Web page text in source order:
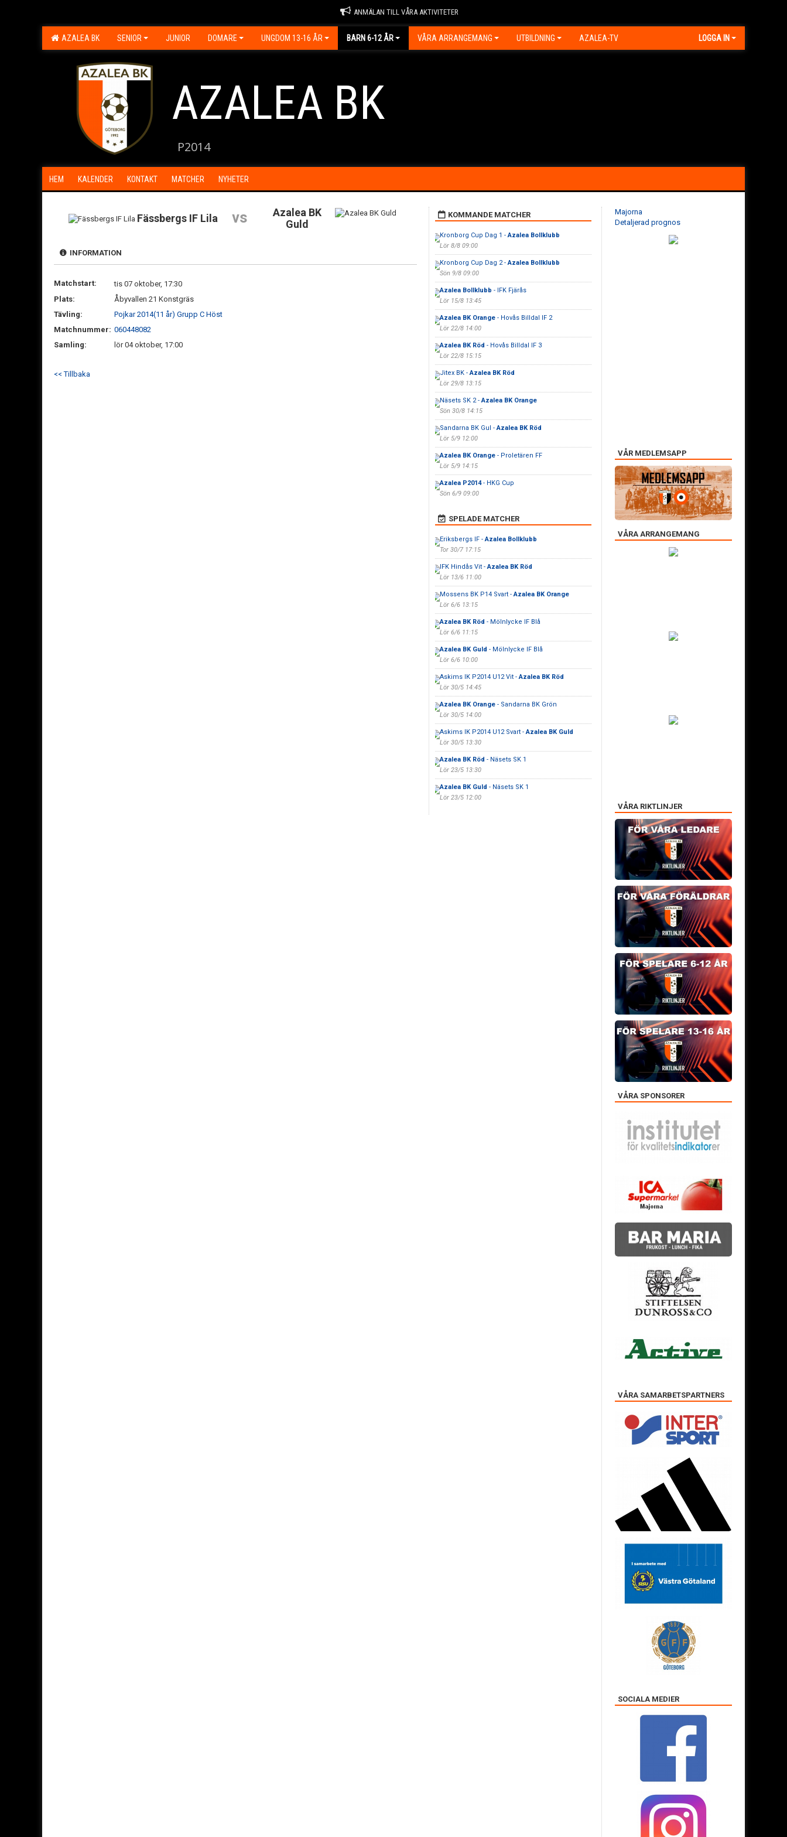
ANMÄLAN TILL VÅRA AKTIVITETER
AZALEA BK SENIOR JUNIOR DOMARE UNGDOM 13-16 ÅR BARN 6-12 ÅR VÅRA ARRANGEMANG UTBILDNING AZALEA-TV LOGGA IN
AZALEA BK
P2014
HEM KALENDER KONTAKT MATCHER NYHETER
Fässbergs IF Lila vs
Azalea BK
Guld
INFORMATION
Matchstart:
tis 07 oktober, 17:30
Plats:
Åbyvallen 21 Konstgräs
Tävling:
Pojkar 2014(11 år) Grupp C Höst
Matchnummer: 060448082
Samling:
lör 04 oktober, 17:00
<< Tillbaka
KOMMANDE MATCHER
Kronborg Cup Dag 1 -Azalea Bollklubb
Lör 8/8 09:00
Kronborg Cup Dag 2 -Azalea Bollklubb
Sön 9/8 09:00
Azalea Bollklubb - IFK Fjärås
Lör 15/8 13:45
Azalea BK Orange- Hovås Billdal IF 2
Lör 22/8 14:00
Azalea BK Röd - Hovås Billdal IF 3
Lör 22/8 15:15
Jitex BK -Azalea BK Röd
Lör 29/8 13:15
Näsets SK 2 -Azalea BK Orange
Sön 30/8 14:15
Sandarna BK Gul -Azalea BK Röd
Lör 5/9 12:00
Azalea BK Orange- Proletären FF
Lör 5/9 14:15
Azalea P2014- HKG Cup
Sön 6/9 09:00
SPELADE MATCHER
Eriksbergs IF -Azalea Bollklubb
Tor 30/7 17:15
IFK Hindås Vit -Azalea BK Röd
Lör 13/6 11:00
Mossens BK P14 Svart -Azalea BK Orange
Lör 6/6 13:15
Azalea BK Röd - Mölnlycke IF Blå
Lör 6/6 11:15
Azalea BK Guld - Mölnlycke IF Blå
Lör 6/6 10:00
Askims IK P2014 U12 Vit -Azalea BK Röd
Lör 30/5 14:45
Azalea BK Orange- Sandarna BK Grön
Lör 30/5 14:00
Askims IK P2014 U12 Svart -Azalea BK Guld
Lör 30/5 13:30
Azalea BK Röd - Näsets SK 1
Lör 23/5 13:30
Azalea BK Guld - Näsets SK 1
Lör 23/5 12:00
Majorna
Detaljerad prognos
VÅR MEDLEMSAPP
VÅRA ARRANGEMANG
VÅRA RIKTLINJER
VÅRA SPONSORER
VÅRA SAMARBETSPARTNERS
SOCIALA MEDIER